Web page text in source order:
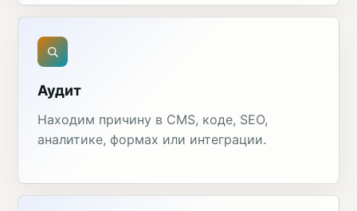
Аудит
Находим причину в CMS, коде, SEO,
аналитике, формах или интеграции.